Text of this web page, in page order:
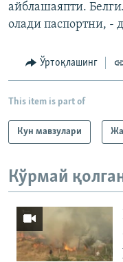
айблашаяпти.
олади паспортни, -
Ўртоқлашинг
This item is part of
Кун мавзулари
Кўрмай